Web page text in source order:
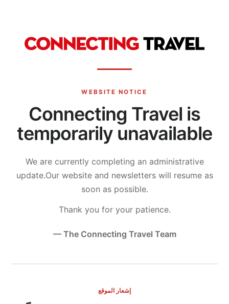
WEBSITE NOTICE
Connecting Travel is
temporarily unavailable
We are currently completing an administrative
update.Our website and newsletters will resume as
soon as possible.
Thank you for your patience.
— The Connecting Travel Team
إشعار الموقع